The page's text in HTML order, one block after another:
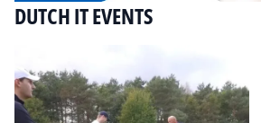
DUTCH IT EVENTS